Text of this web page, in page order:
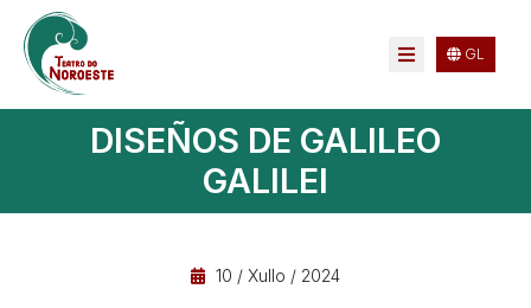
GL
DISEÑOS DE GALILEO
GALILEI
10 / Xullo / 2024